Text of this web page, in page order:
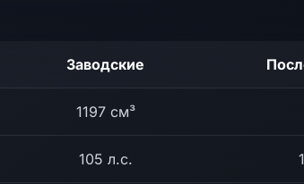
Заводские
1197 см³
105 л.с.